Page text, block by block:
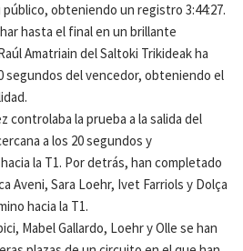
obteniendo un registro 3:44:27.
hasta el final en un brillante
Amatriain del Saltoki Trikideak ha
segundos del vencedor, obteniendo el
controlaba la prueba a la salida del
a los 20 segundos y
la T1. Por detrás, han completado
Aveni, Sara Loehr, Ivet Farriols y Dolça
hacia la T1.
Mabel Gallardo, Loehr y Olle se han